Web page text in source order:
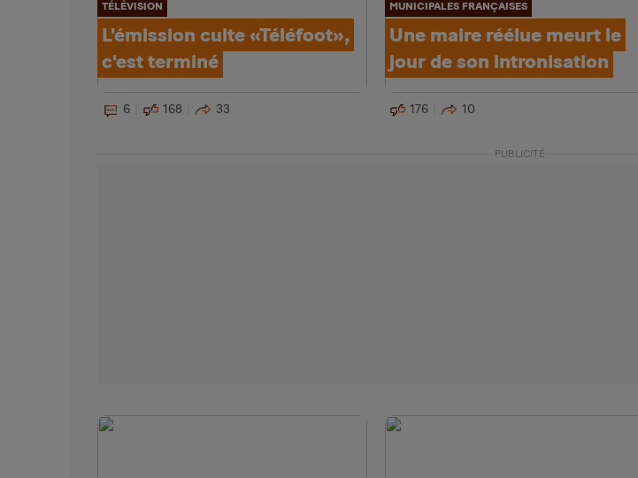
TÉLÉVISION
L'émission culte «Téléfoot»,
c'est terminé
6 168 33
MUNICIPALES FRANÇAISES
Une maire réélue meurt le
jour de son intronisation
176 10
PUBLICITÉ